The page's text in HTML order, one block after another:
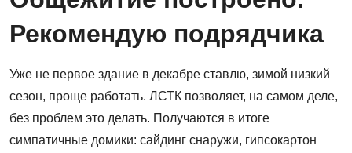
Рекомендую подрядчика
Уже не первое здание в декабре ставлю, зимой низкий
сезон, проще работать. ЛСТК позволяет, на самом деле,
без проблем это делать. Получаются в итоге
симпатичные домики: сайдинг снаружи, гипсокартон